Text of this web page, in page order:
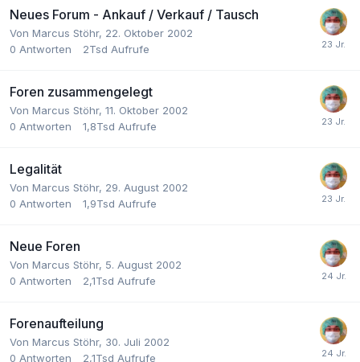
Neues Forum - Ankauf / Verkauf / Tausch
Von Marcus Stöhr, 22. Oktober 2002
0 Antworten 2Tsd Aufrufe
Foren zusammengelegt
Von Marcus Stöhr, 11. Oktober 2002
0 Antworten 1,8Tsd Aufrufe
Legalität
Von Marcus Stöhr, 29. August 2002
0 Antworten 1,9Tsd Aufrufe
Neue Foren
Von Marcus Stöhr, 5. August 2002
0 Antworten 2,1Tsd Aufrufe
Forenaufteilung
Von Marcus Stöhr, 30. Juli 2002
0 Antworten 2,1Tsd Aufrufe